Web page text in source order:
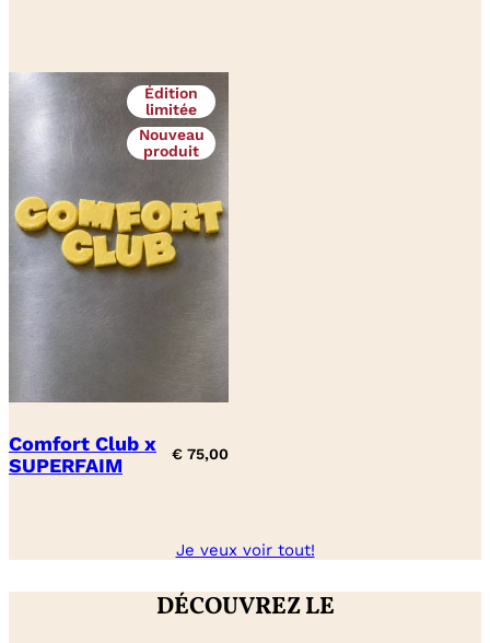
Édition
limitée
Nouveau
produit
Comfort Club x
SUPERFAIM
€ 75,00
Je veux voir tout!
DÉCOUVREZ LE